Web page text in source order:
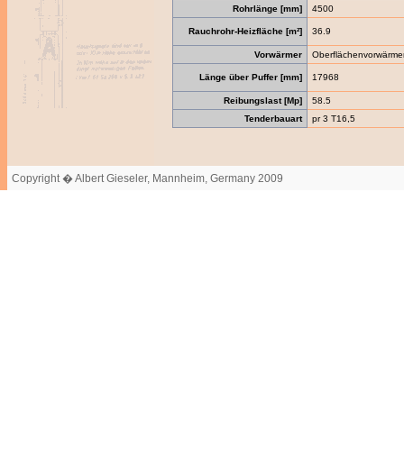
Rohrlänge [mm]
4500
Rauchrohr-Heizfläche [m²] 36.9
Vorwärmer
Länge über Puffer [mm] 17968
Reibungslast [Mp]
58.5
Tenderbauart
pr 3 T16,5
Copyright � Albert Gieseler, Mannheim, Germany 2009